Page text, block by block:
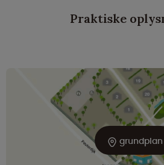
Praktiske
grundplan